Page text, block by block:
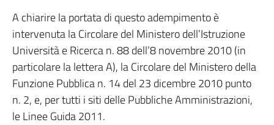
A chiarire la portata di questo adempimento è
intervenuta la Circolare del Ministero dell’Istruzione
Università e Ricerca n. 88 dell’8 novembre 2010 (in
particolare la lettera A), la Circolare del Ministero della
Funzione Pubblica n. 14 del 23 dicembre 2010 punto
n. 2, e, per tutti i siti delle Pubbliche Amministrazioni,
le Linee Guida 2011.